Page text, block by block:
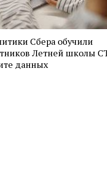
Сбера обучили
Летней школы
данных